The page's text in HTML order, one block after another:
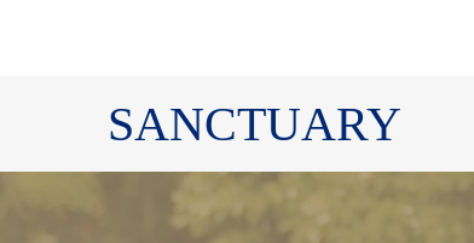
SANCTUARY